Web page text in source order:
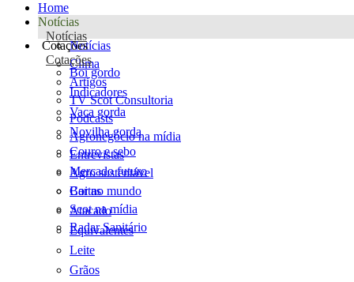
Home
Notícias
Notícias
Notícias
Clima
Artigos
TV Scot Consultoria
Podcasts
Agronegócio na mídia
Entrevistas
Agro sustentável
Cartas
Scot na mídia
Radar Sanitário
Cotações
Cotações
Boi gordo
Indicadores
Vaca gorda
Novilha gorda
Couro e sebo
Mercado futuro
Boi no mundo
Atacado
Equivalentes
Leite
Grãos